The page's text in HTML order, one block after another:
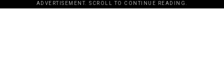
ADVERTISEMENT. SCROLL TO CONTINUE READING.